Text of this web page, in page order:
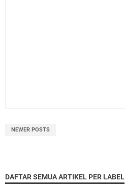
NEWER POSTS
DAFTAR SEMUA ARTIKEL PER LABEL